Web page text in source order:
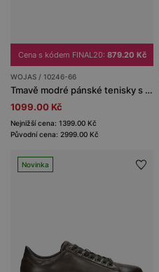
Cena s kódem FINAL20: 879.20 Kč
WOJAS / 10246-66
Tmavě modré pánské tenisky s koženkovou vložkou z lícové kůže
1099.00 Kč
Nejnižší cena: 1399.00 Kč
Původní cena: 2999.00 Kč
Novinka